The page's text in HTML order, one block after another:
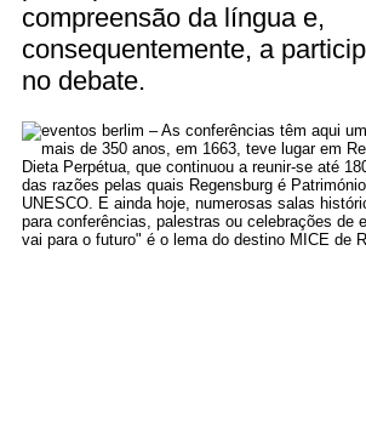
compreensão da língua e,
consequentemente, a
no debate.